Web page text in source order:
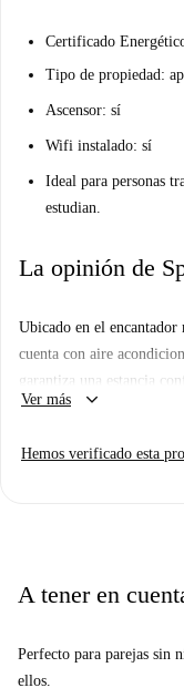
Certificado
Tipo de propiedad:
Ascensor: sí
Wifi instalado: sí
Ideal para personas
estudian.
La opinión de
Ubicado en el encantador
cuenta con aire
garantiza una estancia
piscina, ascensor y
Erasmus.
Terramelar y L'Italiano
Ver más keyboard_arrow_down
Hemos verificado esta
A tener en
Perfecto para parejas sin
ellos.